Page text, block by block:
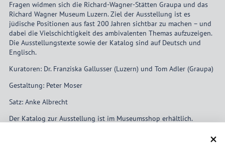
Fragen widmen sich die Richard-Wagner-Stätten Graupa und das
Richard Wagner Museum Luzern. Ziel der Ausstellung ist es
jüdische Positionen aus fast 200 Jahren sichtbar zu machen – und
dabei die Vielschichtigkeit des ambivalenten Themas aufzuzeigen.
Die Ausstellungstexte sowie der Katalog sind auf Deutsch und
Englisch.
Kuratoren: Dr. Franziska Gallusser (Luzern) und Tom Adler (Graupa)
Gestaltung: Peter Moser
Satz: Anke Albrecht
Der Katalog zur Ausstellung ist im Museumsshop erhältlich.
Kooperationsausstellung mit dem Richard-Wagner-Museum Luzern